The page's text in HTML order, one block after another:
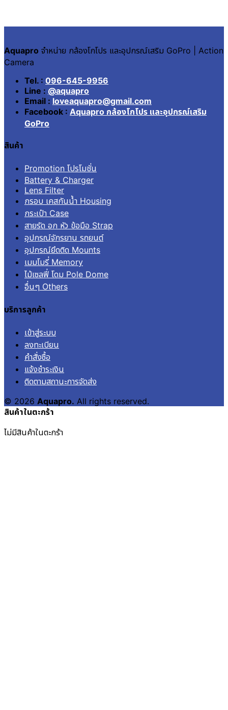
Aquapro จำหน่าย กล้องโกโปร และอุปกรณ์เสริม GoPro | Action
Camera
Tel. : 096-645-9956
Line : @aquapro
Email : loveaquapro@gmail.com
Facebook : Aquapro กล้องโกโปร และอุปกรณ์เสริม
GoPro
สินค้า
Promotion โปรโมชั่น
Battery & Charger
Lens Filter
กรอบ เคสกันน้ำ Housing
กระเป๋า Case
สายรัด อก หัว ข้อมือ Strap
อุปกรณ์จักรยาน รถยนต์
อุปกรณ์ยึดติด Mounts
เมมโมรี่ Memory
ไม้เซลฟี่ โดม Pole Dome
อื่นๆ Others
บริการลูกค้า
เข้าสู่ระบบ
ลงทะเบียน
คำสั่งซื้อ
แจ้งชำระเงิน
ติดตามสถานะการจัดส่ง
© 2026 Aquapro. All rights reserved.
สินค้าในตะกร้า
ไม่มีสินค้าในตะกร้า